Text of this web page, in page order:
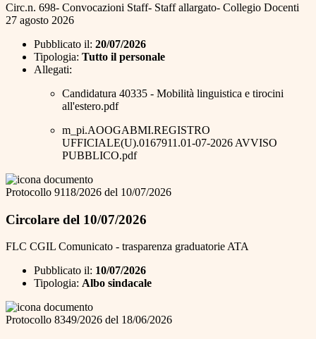
Circ.n. 698- Convocazioni Staff- Staff allargato- Collegio Docenti
27 agosto 2026
Pubblicato il: 20/07/2026
Tipologia: Tutto il personale
Allegati:
Candidatura 40335 - Mobilità linguistica e tirocini
all'estero.pdf
m_pi.AOOGABMI.REGISTRO
UFFICIALE(U).0167911.01-07-2026 AVVISO
PUBBLICO.pdf
Protocollo 9118/2026 del 10/07/2026
Circolare del 10/07/2026
FLC CGIL Comunicato - trasparenza graduatorie ATA
Pubblicato il: 10/07/2026
Tipologia: Albo sindacale
Protocollo 8349/2026 del 18/06/2026